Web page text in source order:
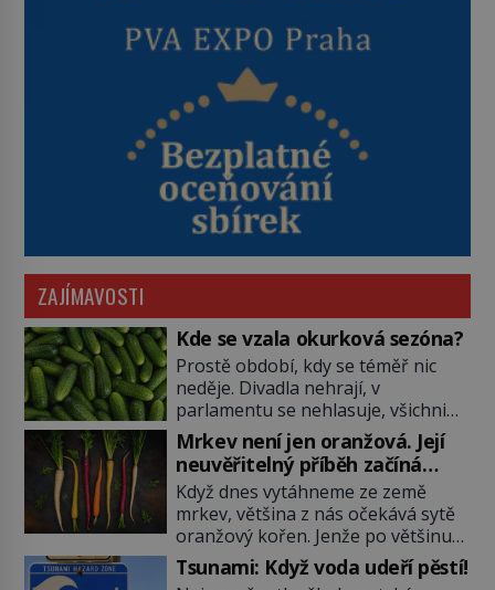
ZAJÍMAVOSTI
Kde se vzala okurková sezóna?
Prostě období, kdy se téměř nic
neděje. Divadla nehrají, v
parlamentu se nehlasuje, všichni
jsou na dovolené a média tak
nemají o čem mluvit a psát. A
vymýšlejí si proto témata, které
nikoho nezajímají. Proč je však ona
letní doba spojovaná zrovna s
okurkami? Okurkovou sezónu
známe už od poloviny 19. století,
Mrkev není jen oranžová. Její
neuvěřitelný příběh začíná
fialovou barvou
Když dnes vytáhneme ze země
mrkev, většina z nás očekává sytě
oranžový kořen. Jenže po většinu
své historie je mrkev všechno
možné, jen ne oranžová. Je fialová,
Tsunami: Když voda udeří pěstí!